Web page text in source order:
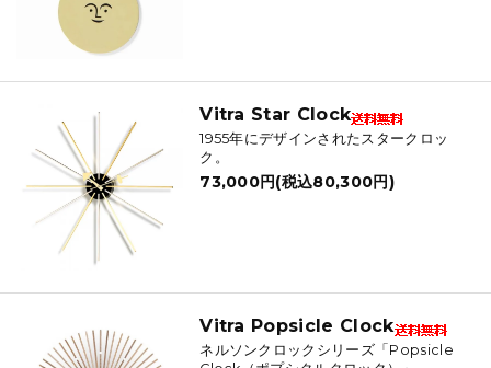
Vitra Star Clock
1955年にデザインされたスタークロッ
ク。
73,000円(税込80,300円)
Vitra Popsicle Clock
ネルソンクロックシリーズ「Popsicle